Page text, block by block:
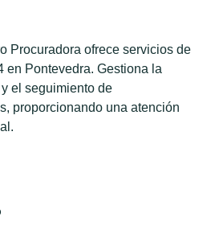
Procuradora ofrece servicios de
en Pontevedra. Gestiona la
el seguimiento de
proporcionando una atención